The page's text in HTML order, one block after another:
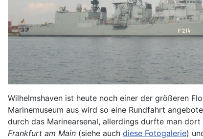
Wilhelmshaven ist heute noch einer der größeren
Marinemuseum aus wird so eine Rundfahrt
durch das Marinearsenal, allerdings durfte man
Frankfurt am Main (siehe auch diese Fotogalerie)